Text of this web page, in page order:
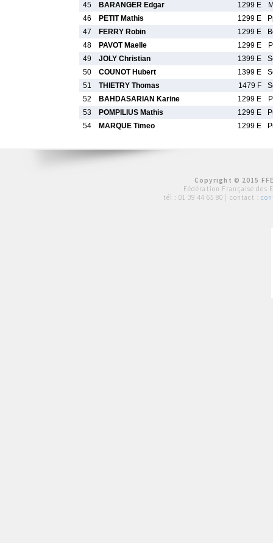
45
BARANGER Edgar 1299 E
46
PETIT Mathis 1299 E
47
FERRY Robin 1299 E
48
PAVOT Maelle 1299 E
49
JOLY Christian 1399 E
50
COUNOT Hubert 1399 E
51
THIETRY Thomas 1479 F
52
BAHDASARIAN Karine 1299 E
53
POMPILIUS Mathis 1299 E
54
MARQUE Timeo 1299 E
Copyright © 2015
Fédération Française des
tél : 01 39 44 65 80 | contact :